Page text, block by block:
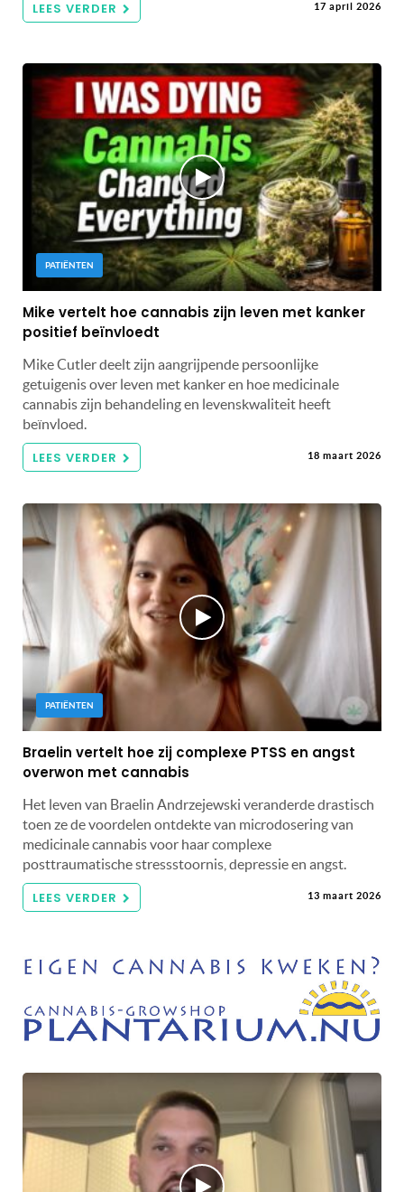
LEES VERDER 17 april 2026
PATIËNTEN
Mike vertelt hoe cannabis zijn leven met kanker
positief beïnvloedt
Mike Cutler deelt zijn aangrijpende persoonlijke
getuigenis over leven met kanker en hoe medicinale
cannabis zijn behandeling en levenskwaliteit heeft
beïnvloed.
LEES VERDER 18 maart 2026
PATIËNTEN
Braelin vertelt hoe zij complexe PTSS en angst
overwon met cannabis
Het leven van Braelin Andrzejewski veranderde drastisch
toen ze de voordelen ontdekte van microdosering van
medicinale cannabis voor haar complexe
posttraumatische stressstoornis, depressie en angst.
LEES VERDER 13 maart 2026